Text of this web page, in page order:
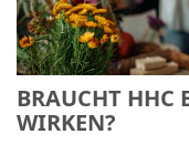
BRAUCHT HHC
WIRKEN?